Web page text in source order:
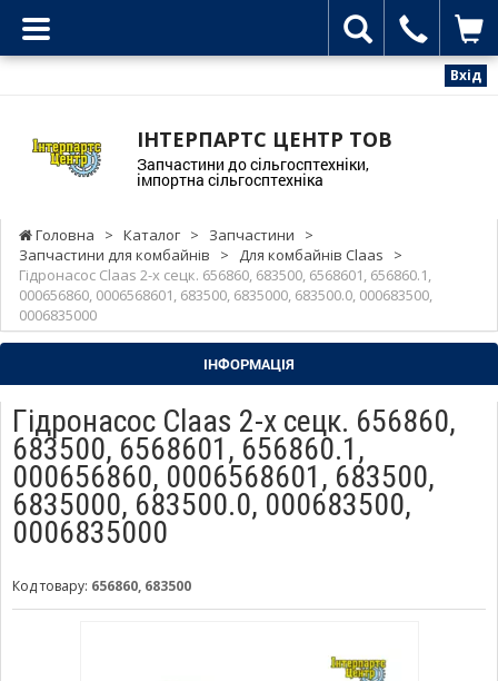
Вхід
ІНТЕРПАРТС ЦЕНТР ТОВ
Запчастини до сільгосптехніки,
імпортна сільгосптехніка
Головна > Каталог > Запчастини
>
Запчастини для комбайнів
> Для комбайнів Claas
>
Гідронасос Claas 2-х сецк. 656860, 683500, 6568601, 656860.1,
000656860, 0006568601, 683500, 6835000, 683500.0, 000683500,
0006835000
ІНФОРМАЦІЯ
Гідронасос Claas 2-х сецк. 656860,
683500, 6568601, 656860.1,
000656860, 0006568601, 683500,
6835000, 683500.0, 000683500,
0006835000
Код товару: 656860, 683500